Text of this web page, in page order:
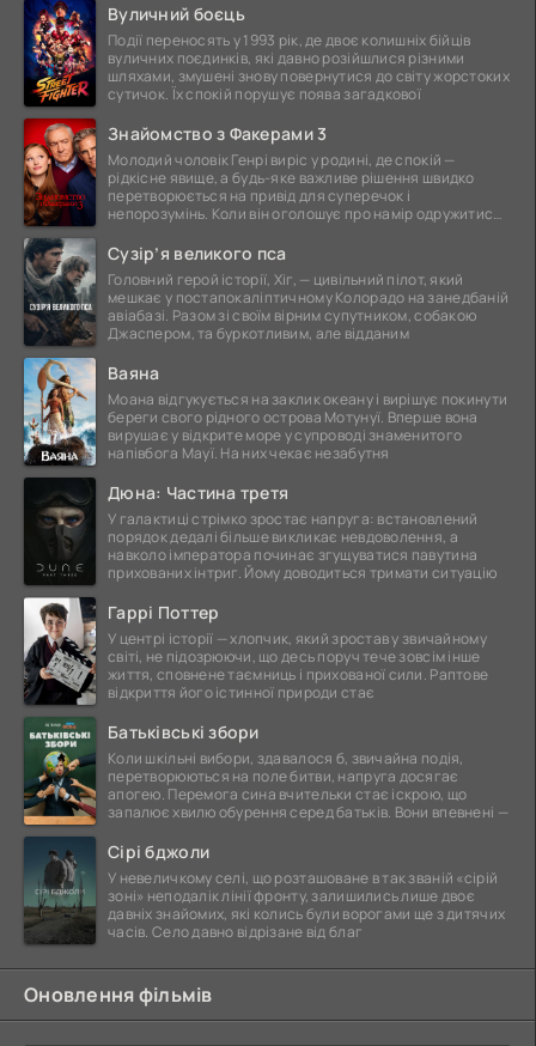
Вуличний боєць
Події переносять у 1993 рік, де двоє колишніх бійців
вуличних поєдинків, які давно розійшлися різними
шляхами, змушені знову повернутися до світу жорстоких
сутичок. Їх спокій порушує поява загадкової
Знайомство з Факерами 3
Молодий чоловік Генрі виріс у родині, де спокій —
рідкісне явище, а будь-яке важливе рішення швидко
перетворюється на привід для суперечок і
непорозумінь. Коли він оголошує про намір одружитися,
Сузір’я великого пса
Головний герой історії, Хіг, — цивільний пілот, який
мешкає у постапокаліптичному Колорадо на занедбаній
авіабазі. Разом зі своїм вірним супутником, собакою
Джаспером, та буркотливим, але відданим
Ваяна
Моана відгукується на заклик океану і вирішує покинути
береги свого рідного острова Мотунуї. Вперше вона
вирушає у відкрите море у супроводі знаменитого
напівбога Мауї. На них чекає незабутня
Дюна: Частина третя
У галактиці стрімко зростає напруга: встановлений
порядок дедалі більше викликає невдоволення, а
навколо імператора починає згущуватися павутина
прихованих інтриг. Йому доводиться тримати ситуацію
Гаррі Поттер
У центрі історії — хлопчик, який зростав у звичайному
світі, не підозрюючи, що десь поруч тече зовсім інше
життя, сповнене таємниць і прихованої сили. Раптове
відкриття його істинної природи стає
Батьківські збори
Коли шкільні вибори, здавалося б, звичайна подія,
перетворюються на поле битви, напруга досягає
апогею. Перемога сина вчительки стає іскрою, що
запалює хвилю обурення серед батьків. Вони впевнені —
Сірі бджоли
У невеличкому селі, що розташоване в так званій «сірій
зоні» неподалік лінії фронту, залишились лише двоє
давніх знайомих, які колись були ворогами ще з дитячих
часів. Село давно відрізане від благ
Оновлення фільмів